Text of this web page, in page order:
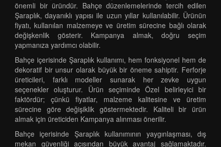
önemli bir üründür. Bahçe düzenlemelerinde tercih edilen
Şaraplık, dayanıklı yapısı ile uzun yıllar kullanılabilir. Ürünün
fiyatı, kullanılan malzemeye ve üretim sürecine bağlı olarak
değişkenlik gösterir. Kampanya almak, doğru seçim
yapmanıza yardımcı olabilir.
Bahçe içerisinde Şaraplık kullanımı, hem fonksiyonel hem de
dekoratif bir unsur olarak büyük bir öneme sahiptir. Ferforje
üreticileri, farklı modeller sunarak her zevke uygun
seçenekler oluşturur. Ürün seçiminde Özel belirleyici bir
faktördür; çünkü fiyatlar, malzeme kalitesine ve üretim
sürecine göre değişiklik göstermektedir. Kaliteli bir ürün
almak için üreticiden Kampanya alınması önerilir.
Bahçe içerisinde Şaraplık kullanımının yaygınlaşması, dış
mekan güvenliği açısından büyük avantaj sağlamaktadır.